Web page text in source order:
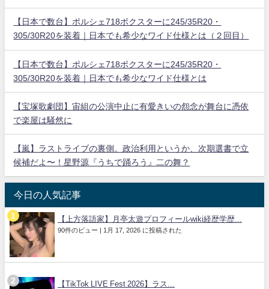
【日本で数台】ポルシェ718ボクスターに245/35R20・
305/30R20を装着｜日本でも希少なワイド仕様とは（２回目）
【日本で数台】ポルシェ718ボクスターに245/35R20・
305/30R20を装着｜日本でも希少なワイド仕様とは
【宝塚歌劇団】宙組の公演中止に有愛きいの怨念が舞台に憑依
で楽屋は騒然に
【嵐】ラストライブの裏側。政治利用というか、次期選書で立
候補だよ〜！星野源『うちで踊ろう』二の舞？
今日の人気記事
【上方落語家】月亭太遊プロフィールwiki経歴学歴...
90件のビュー | 1月 17, 2026 に投稿された
【TikTok LIVE Fest 2026】ラス...